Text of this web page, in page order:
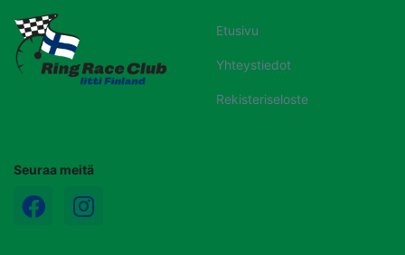
Etusivu
Yhteystiedot
Rekisteriseloste
Seuraa meitä